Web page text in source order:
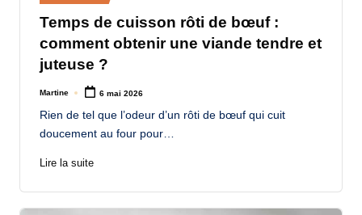
in
Temps de cuisson rôti de bœuf :
comment obtenir une viande tendre et
juteuse ?
Posted
Martine 6 mai 2026
Rien de tel que l’odeur d’un rôti de bœuf qui cuit
doucement au four pour…
Lire la suite